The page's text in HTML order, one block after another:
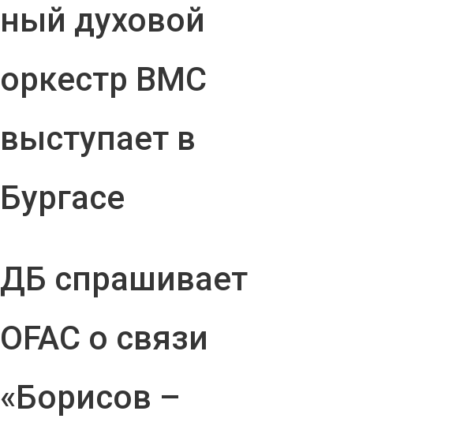
ный духовой
оркестр ВМС
выступает в
Бургасе
ДБ спрашивает
OFAC о связи
«Борисов –